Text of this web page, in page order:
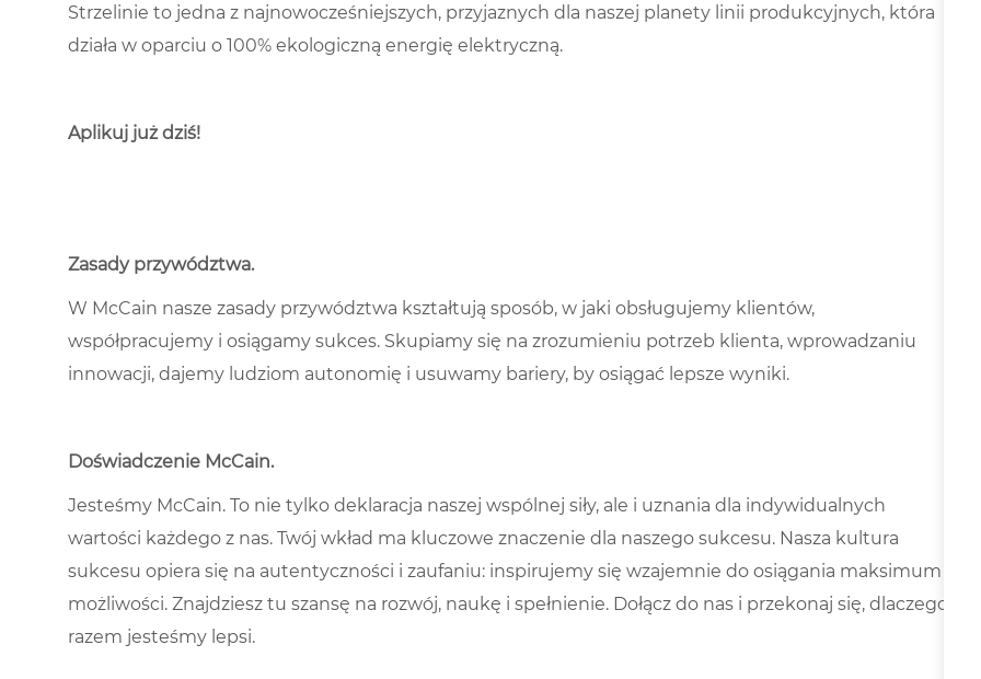
Strzelinie to jedna z najnowocześniejszych, przyjaznych dla naszej planety linii produkcyjnych, która
działa w oparciu o 100% ekologiczną energię elektryczną.
Aplikuj już dziś!
Zasady przywództwa.
W McCain nasze zasady przywództwa kształtują sposób, w jaki obsługujemy klientów,
współpracujemy i osiągamy sukces. Skupiamy się na zrozumieniu potrzeb klienta, wprowadzaniu
innowacji, dajemy ludziom autonomię i usuwamy bariery, by osiągać lepsze wyniki.
Doświadczenie McCain.
Jesteśmy McCain. To nie tylko deklaracja naszej wspólnej siły, ale i uznania dla indywidualnych
wartości każdego z nas. Twój wkład ma kluczowe znaczenie dla naszego sukcesu. Nasza kultura
sukcesu opiera się na autentyczności i zaufaniu: inspirujemy się wzajemnie do osiągania maksimum
możliwości. Znajdziesz tu szansę na rozwój, naukę i spełnienie. Dołącz do nas i przekonaj się, dlaczego
razem jesteśmy lepsi.